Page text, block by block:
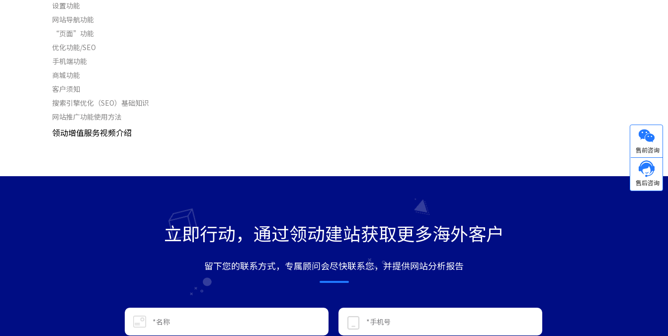
设置功能
网站导航功能
“页面”功能
优化功能/SEO
手机端功能
商城功能
客户须知
搜索引擎优化（SEO）基础知识
网站推广功能使用方法
领动增值服务视频介绍
立即行动，通过领动建站获取更多海外客户
留下您的联系方式，专属顾问会尽快联系您，并提供网站分析报告
微信